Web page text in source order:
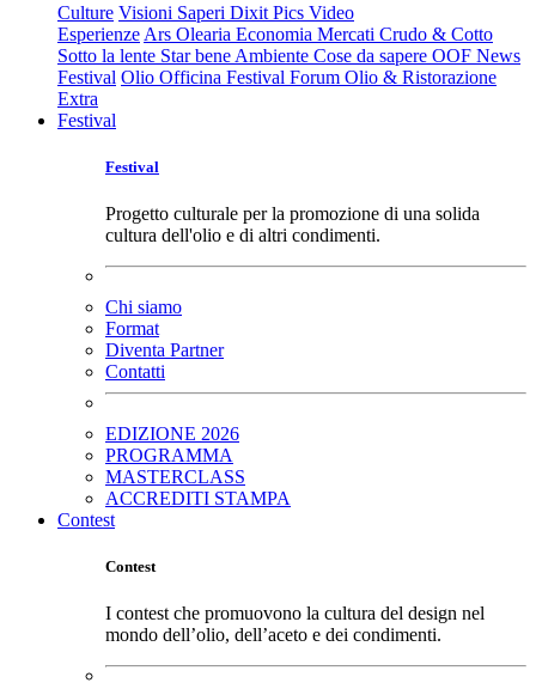
Culture Visioni Saperi Dixit Pics Video
Esperienze Ars Olearia Economia Mercati Crudo & Cotto
Sotto la lente Star bene Ambiente Cose da sapere OOF News
Festival Olio Officina Festival Forum Olio & Ristorazione
Extra
Festival
Festival
Progetto culturale per la promozione di una solida
cultura dell'olio e di altri condimenti.
Chi siamo
Format
Diventa Partner
Contatti
EDIZIONE 2026
PROGRAMMA
MASTERCLASS
ACCREDITI STAMPA
Contest
Contest
I contest che promuovono la cultura del design nel
mondo dell’olio, dell’aceto e dei condimenti.